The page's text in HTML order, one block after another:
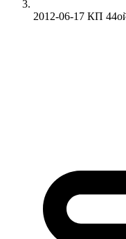
2012-06-17 КП